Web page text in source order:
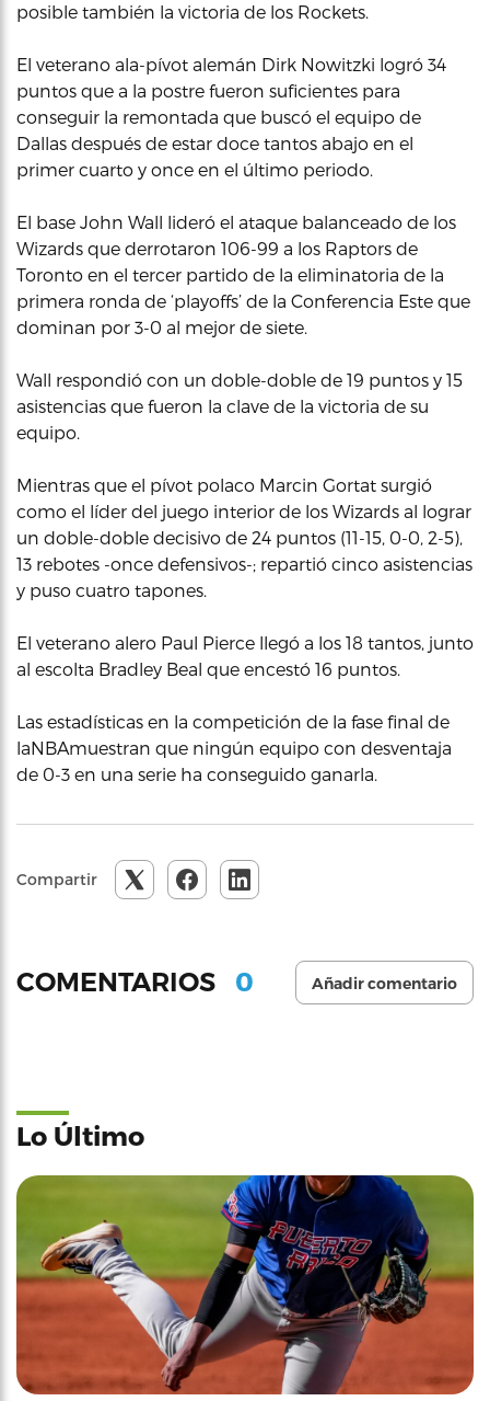
posible también la victoria de los Rockets.
El veterano ala-pívot alemán Dirk Nowitzki logró 34
puntos que a la postre fueron suficientes para
conseguir la remontada que buscó el equipo de
Dallas después de estar doce tantos abajo en el
primer cuarto y once en el último periodo.
El base John Wall lideró el ataque balanceado de los
Wizards que derrotaron 106-99 a los Raptors de
Toronto en el tercer partido de la eliminatoria de la
primera ronda de ‘playoffs’ de la Conferencia Este que
dominan por 3-0 al mejor de siete.
Wall respondió con un doble-doble de 19 puntos y 15
asistencias que fueron la clave de la victoria de su
equipo.
Mientras que el pívot polaco Marcin Gortat surgió
como el líder del juego interior de los Wizards al lograr
un doble-doble decisivo de 24 puntos (11-15, 0-0, 2-5),
13 rebotes -once defensivos-; repartió cinco asistencias
y puso cuatro tapones.
El veterano alero Paul Pierce llegó a los 18 tantos, junto
al escolta Bradley Beal que encestó 16 puntos.
Las estadísticas en la competición de la fase final de
laNBAmuestran que ningún equipo con desventaja
de 0-3 en una serie ha conseguido ganarla.
Compartir
COMENTARIOS 0 Añadir comentario
Lo Último